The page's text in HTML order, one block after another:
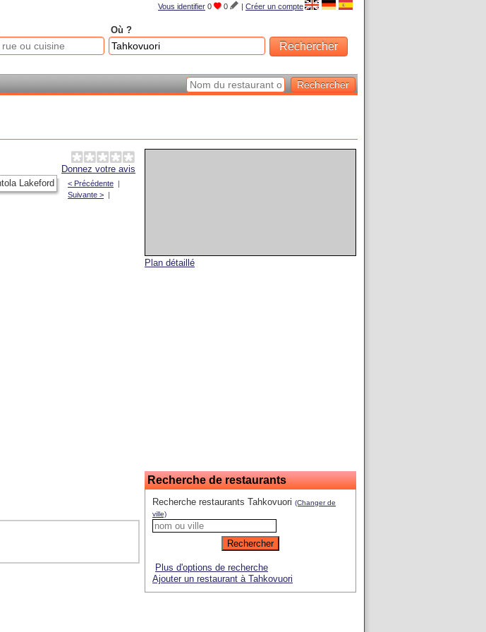
Vous identifier 0 0 | Créer un compte
Où ?
Plan détaillé
Recherche de restaurants
Recherche restaurants Tahkovuori (Changer de
ville)
Plus d'options de recherche
Ajouter un restaurant à Tahkovuori
Donnez votre avis
< Précédente |
Suivante > |